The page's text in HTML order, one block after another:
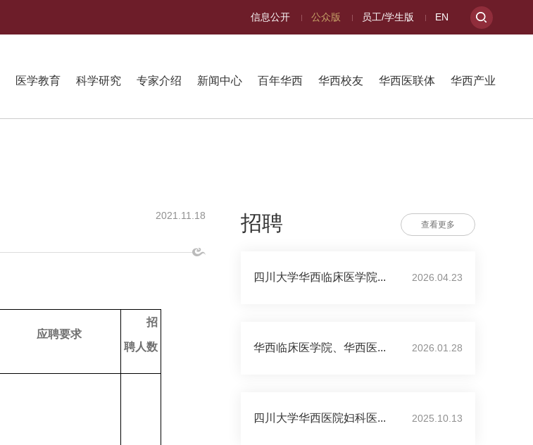
信息公开 公众版 员工/学生版 EN
医学教育 科学研究 专家介绍 新闻中心 百年华西 华西校友 华西医联体 华西产业
2021.11.18
应聘要求
招
聘人数
招聘 查看更多
四川大学华西临床医学院... 2026.04.23
华西临床医学院、华西医... 2026.01.28
四川大学华西医院妇科医... 2025.10.13